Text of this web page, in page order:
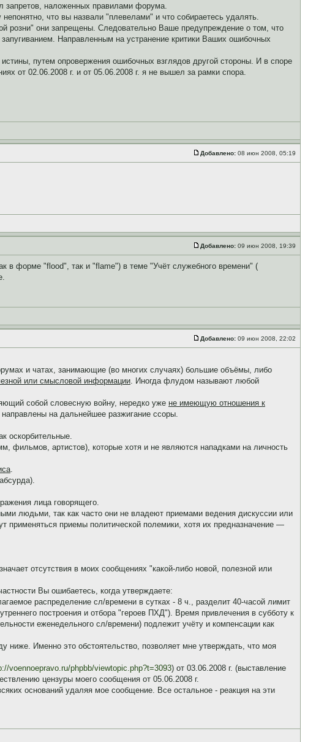
запретов, наложенных правилами форума.
что вы назвали "плевелами" и что собираетесь удалять.
розни" они запрещены. Следовательно Ваше предупреждение о том, что
Направленным на устранение критики Ваших ошибочных
путем опровержения ошибочных взглядов другой стороны. И в споре
от 02.06.2008 г. и от 05.06.2008 г. я не вышел за рамки спора.
Добавлено: 08 июн 2008, 05:19
Добавлено: 09 июн 2008, 19:39
в форме "flood", так и "flame") в теме "Учёт служебного времени" (
Добавлено: 09 июн 2008, 22:02
и чатах, занимающие (во многих случаях) большие объёмы, либо
или смысловой информации. Иногда флудом называют любой
собой словесную войну, нередко уже не имеющую отношения к
на дальнейшее разжигание ссоры.
оскорбительные.
фильмов, артистов), которые хотя и не являются нападками на личность
.
лица говорящего.
людьми, так как часто они не владеют приемами ведения дискуссии или
применяться приемы политической полемики, хотя их предназначение —
отсутствия в моих сообщениях "какой-либо новой, полезной или
Вы ошибаетесь, когда утверждаете:
распределение сл/времени в сутках - 8 ч., разделит 40-часой лимит
построения и отбора "героев ПХД"). Время привлечения в субботу к
еженедельного сл/времени) подлежит учёту и компенсации как
ниже. Именно это обстоятельство, позволяет мне утверждать, что моя
voennoepravo.ru/phpbb/viewtopic.php?t=3093) от 03.06.2008 г. (выставление
цензуры моего сообщения от 05.06.2008 г.
оснований удаляя мое сообщение. Все остальное - реакция на эти